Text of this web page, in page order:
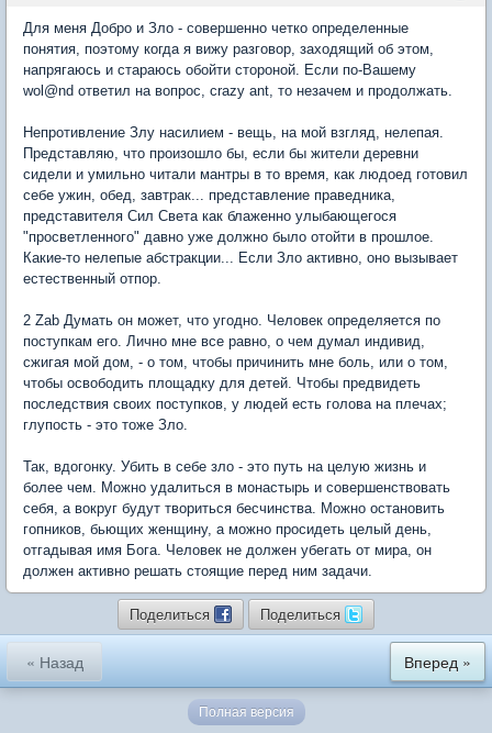
Для меня Добро и Зло - совершенно четко определенные
понятия, поэтому когда я вижу разговор, заходящий об этом,
напрягаюсь и стараюсь обойти стороной. Если по-Вашему
wol@nd ответил на вопрос, crazy ant, то незачем и продолжать.
Непротивление Злу насилием - вещь, на мой взгляд, нелепая.
Представляю, что произошло бы, если бы жители деревни
сидели и умильно читали мантры в то время, как людоед готовил
себе ужин, обед, завтрак... представление праведника,
представителя Сил Света как блаженно улыбающегося
"просветленного" давно уже должно было отойти в прошлое.
Какие-то нелепые абстракции... Если Зло активно, оно вызывает
естественный отпор.
2 Zab Думать он может, что угодно. Человек определяется по
поступкам его. Лично мне все равно, о чем думал индивид,
сжигая мой дом, - о том, чтобы причинить мне боль, или о том,
чтобы освободить площадку для детей. Чтобы предвидеть
последствия своих поступков, у людей есть голова на плечах;
глупость - это тоже Зло.
Так, вдогонку. Убить в себе зло - это путь на целую жизнь и
более чем. Можно удалиться в монастырь и совершенствовать
себя, а вокруг будут твориться бесчинства. Можно остановить
гопников, бьющих женщину, а можно просидеть целый день,
отгадывая имя Бога. Человек не должен убегать от мира, он
должен активно решать стоящие перед ним задачи.
Поделиться Поделиться
« Назад Вперед »
Полная версия